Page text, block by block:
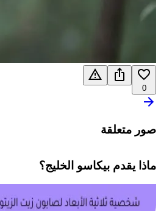
0
صور متعلقة
ماذا يقدم بيكاسو الخليج؟